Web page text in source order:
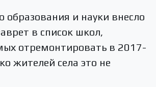
образования и науки внесло
в список школ,
отремонтировать в 2017-
жителей села это не